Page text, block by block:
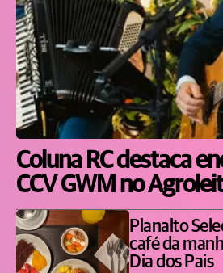
Coluna RC destaca
CCV GWM no
Planalto
café da
Dia dos Pais